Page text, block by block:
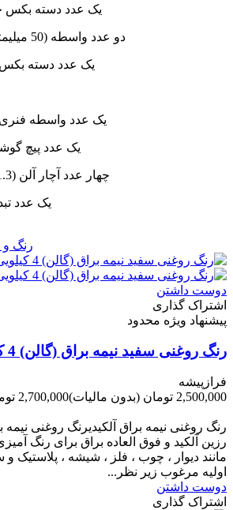
يک عدد دسته بکس
دو عدد واسطه (50 ميليمتر)”2 ، (100 ميليمتر)”4
يک عدد دسته بکس کشويی
يک عدد واسطه فنری 1/4 اينچ 145 ميليمتری
يک عدد پيچ
چهار عدد آچار آلن (1.3 , 1.5 , 2 , 2.5 ميليمتر)
یک عدد
رنگ و
دوست داشتن
اشتراک گذاری
پیشنهاد ویژه محدود
رنگ روغنی سفید نیمه براق (گالن) 4 کیلویی فرازپیشه
فرازپیشه
2,500,000 تومان
(بدون مالیات)2,700,000 تومان
رنگ روغنی نیمه براق آلکیدیرنگ روغنی نیمه
رزین آلکید و فوق العاده براق برای رنگ
مانند دیوار ، چوب ، فلز ، شیشه ، پلاستیک
اولیه مرغوب زیر نظر...
دوست داشتن
اشتراک گذاری